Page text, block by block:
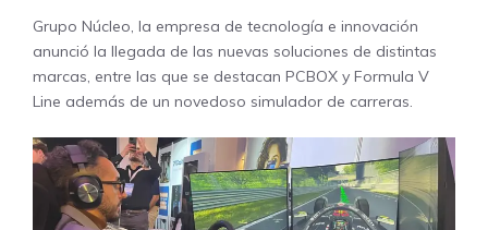
Grupo Núcleo, la empresa de tecnología e innovación
anunció la llegada de las nuevas soluciones de distintas
marcas, entre las que se destacan PCBOX y Formula V
Line además de un novedoso simulador de carreras.